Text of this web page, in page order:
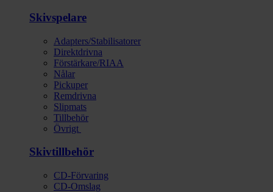
Skivspelare
Adapters/Stabilisatorer
Direktdrivna
Förstärkare/RIAA
Nålar
Pickuper
Remdrivna
Slipmats
Tillbehör
Övrigt
Skivtillbehör
CD-Förvaring
CD-Omslag